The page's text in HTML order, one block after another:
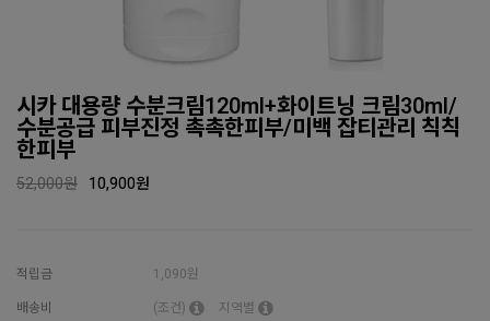
시카 대용량 수분크림120ml+화이트닝 크림30ml/
수분공급 피부진정 촉촉한피부/미백 잡티관리 칙칙
한피부
52,000원 10,900원
적립금
1,090원
배송비
(조건) 지역별